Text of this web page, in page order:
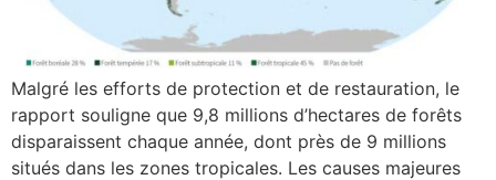
Malgré les efforts de protection et de restauration, le
rapport souligne que 9,8 millions d’hectares de forêts
disparaissent chaque année, dont près de 9 millions
situés dans les zones tropicales. Les causes majeures